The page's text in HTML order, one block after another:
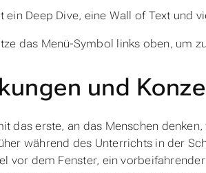
ein Deep Dive, eine Wall of Text und
das Menü-Symbol links oben, um
und
das erste, an das Menschen
während des Unterrichts in der
vor dem Fenster, ein